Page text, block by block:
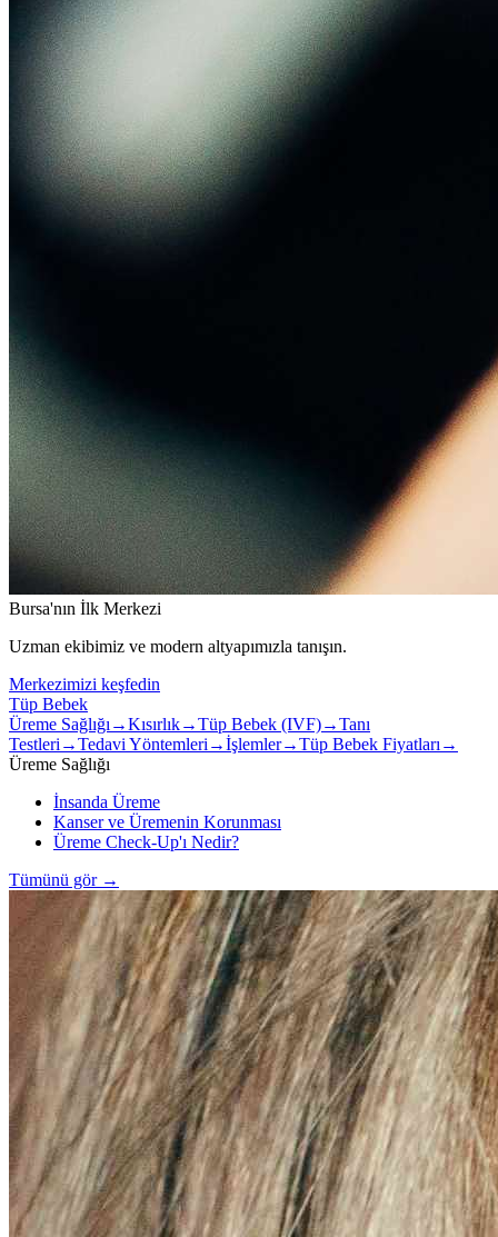
Bursa'nın İlk Merkezi
Uzman ekibimiz ve modern altyapımızla tanışın.
Merkezimizi keşfedin
Tüp Bebek
Üreme Sağlığı →Kısırlık→Tüp Bebek (IVF)→Tanı
Testleri →Tedavi Yöntemleri →İşlemler→Tüp Bebek Fiyatları →
Üreme Sağlığı
İnsanda Üreme
Kanser ve Üremenin Korunması
Üreme Check-Up'ı Nedir?
Tümünü gör →